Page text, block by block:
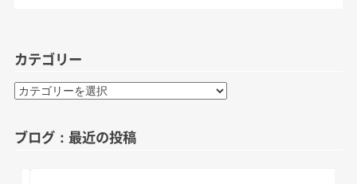
カテゴリー
カ
リ
ブログ：最近の投稿